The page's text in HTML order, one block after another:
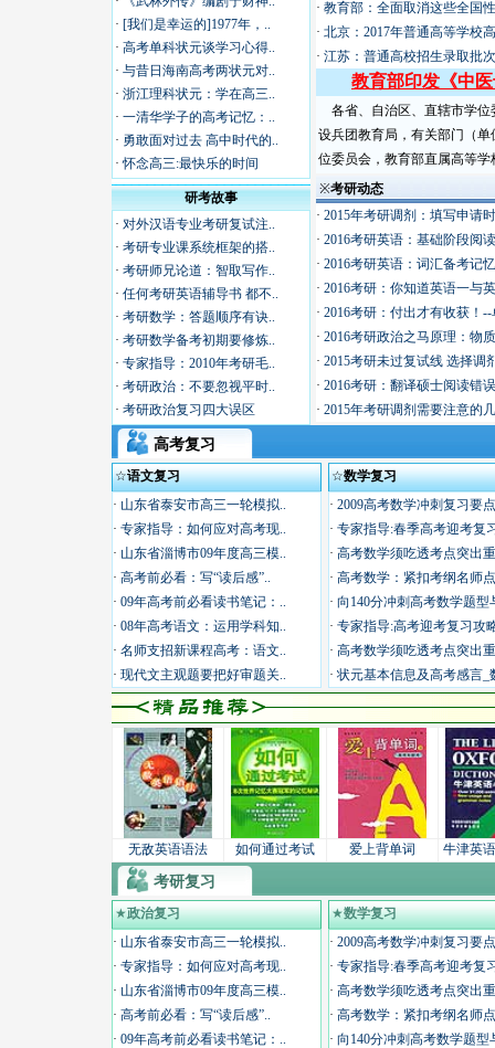
· [我们是幸运的]1977年，..
· 高考单科状元谈学习心得..
· 与昔日海南高考两状元对..
· 浙江理科状元：学在高三..
· 一清华学子的高考记忆：..
· 勇敢面对过去 高中时代的..
·怀念高三:最快乐的时间
研考故事
· 对外汉语专业考研复试注..
· 考研专业课系统框架的搭..
· 考研师兄论道：智取写作..
· 任何考研英语辅导书 都不..
· 考研数学：答题顺序有诀..
· 考研数学备考初期要修炼..
· 专家指导：2010年考研毛..
· 考研政治：不要忽视平时..
· 考研政治复习四大误区
· 教育部：全面取消这些全国
· 北京：2017年普通高等学校
· 江苏：普通高校招生录取批
教育部印发《中
各省、自治区、直辖市学位
设兵团教育局，有关部门（
位委员会，教育部直属高等学
※考研动态
· 2015年考研调剂：填写申请
· 2016考研英语：基础阶段阅
· 2016考研英语：词汇备考记
· 2016考研：你知道英语一与
· 2016考研：付出才有收获！
· 2016考研政治之马原理：物
· 2015考研未过复试线 选择调
· 2016考研：翻译硕士阅读错
· 2015年考研调剂需要注意的
高考复习
☆语文复习
· 山东省泰安市高三一轮模拟..
· 专家指导：如何应对高考现..
· 山东省淄博市09年度高三模..
· 高考前必看：写“读后感”..
· 09年高考前必看读书笔记：..
· 08年高考语文：运用学科知..
· 名师支招新课程高考：语文..
· 现代文主观题要把好审题关..
☆数学复习
· 2009高考数学冲刺复习要
· 专家指导:春季高考迎考复
· 高考数学须吃透考点突出
· 高考数学：紧扣考纲名师
· 向140分冲刺高考数学题型
· 专家指导:高考迎考复习攻
· 高考数学须吃透考点突出
· 状元基本信息及高考感言_
无敌英语语法 如何通过考试 爱上背单词 牛津英
考研复习
★政治复习
· 山东省泰安市高三一轮模拟..
· 专家指导：如何应对高考现..
· 山东省淄博市09年度高三模..
· 高考前必看：写“读后感”..
· 09年高考前必看读书笔记：..
★数学复习
· 2009高考数学冲刺复习要
· 专家指导:春季高考迎考复
· 高考数学须吃透考点突出
· 高考数学：紧扣考纲名师
· 向140分冲刺高考数学题型